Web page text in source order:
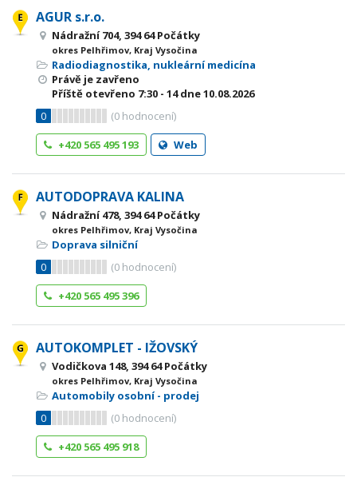
AGUR s.r.o.
Nádražní 704, 394 64 Počátky
okres Pelhřimov, Kraj Vysočina
Radiodiagnostika, nukleární medicína
Právě je zavřeno
Příště otevřeno 7:30 - 14dne 10.08.2026
0
(0 hodnocení)
+420 565 495 193
Web
AUTODOPRAVA KALINA
Nádražní 478, 394 64 Počátky
okres Pelhřimov, Kraj Vysočina
Doprava silniční
0
(0 hodnocení)
+420 565 495 396
AUTOKOMPLET - IŽOVSKÝ
Vodičkova 148, 394 64 Počátky
okres Pelhřimov, Kraj Vysočina
Automobily osobní - prodej
0
(0 hodnocení)
+420 565 495 918